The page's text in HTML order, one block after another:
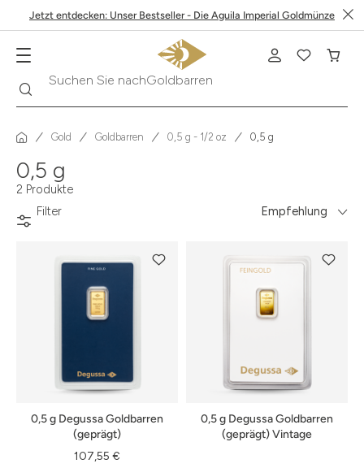
Jetzt entdecken: Unser Bestseller - Die Aguila Imperial Goldmünze
Suchen Sie nachGoldbarren
Gold Goldbarren 0,5 g - 1/2 oz 0,5 g
0,5 g
2 Produkte
Filter
Empfehlung
0,5 g Degussa Goldbarren
(geprägt)
107,55 €
0,5 g Degussa Goldbarren
(geprägt) Vintage